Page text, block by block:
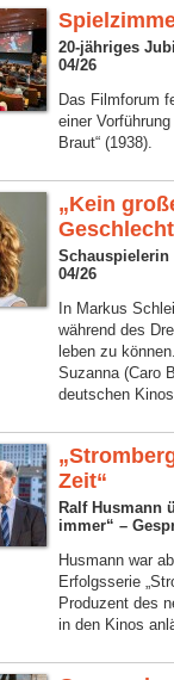
20-jähriges
04/26
Das Filmforum
einer
Braut“ (1938).
„Kein
Schauspielerin
04/26
In Markus
während des
leben zu
Suzanna (Caro
deutschen
Zeit“
Ralf Husmann
immer“ –
Husmann war
Erfolgsserie
Produzent des
in den Kinos